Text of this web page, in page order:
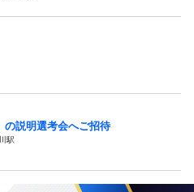
の説明選考会へご招待
駅